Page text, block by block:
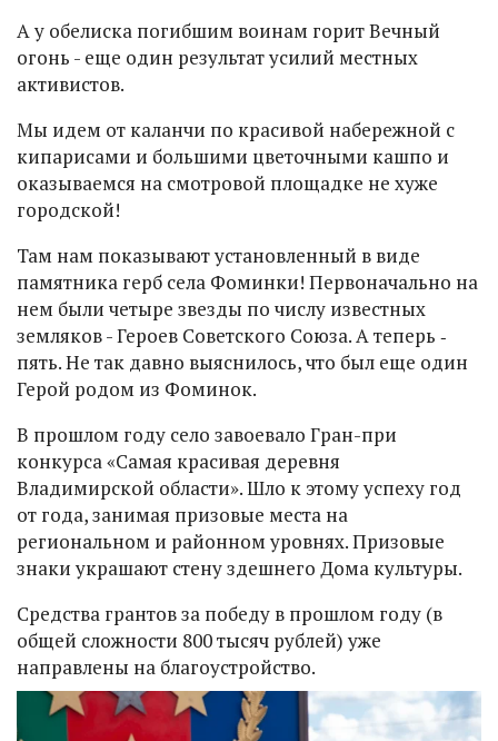
А у обелиска погибшим воинам горит Вечный
огонь - еще один результат усилий местных
активистов.
Мы идем от каланчи по красивой набережной с
кипарисами и большими цветочными кашпо и
оказываемся на смотровой площадке не хуже
городской!
Там нам показывают установленный в виде
памятника герб села Фоминки! Первоначально на
нем были четыре звезды по числу известных
земляков - Героев Советского Союза. А теперь ‑
пять. Не так давно выяснилось, что был еще один
Герой родом из Фоминок.
В прошлом году село завоевало Гран-при
конкурса «Самая красивая деревня
Владимирской области». Шло к этому успеху год
от года, занимая призовые места на
региональном и районном уровнях. Призовые
знаки украшают стену здешнего Дома культуры.
Средства грантов за победу в прошлом году (в
общей сложности 800 тысяч рублей) уже
направлены на благоустройство.